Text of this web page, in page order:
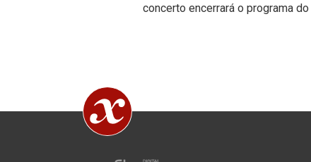
concerto encerrará o programa